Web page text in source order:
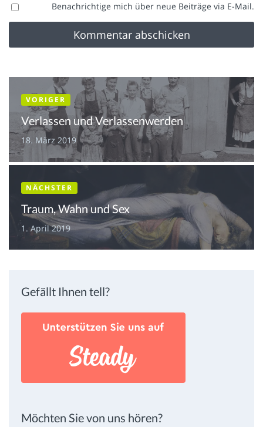
Benachrichtige mich über neue Beiträge via E-Mail.
VORIGER
Verlassen und Verlassenwerden
18. März 2019
NÄCHSTER
Traum, Wahn und Sex
1. April 2019
Gefällt Ihnen tell?
Möchten Sie von uns hören?